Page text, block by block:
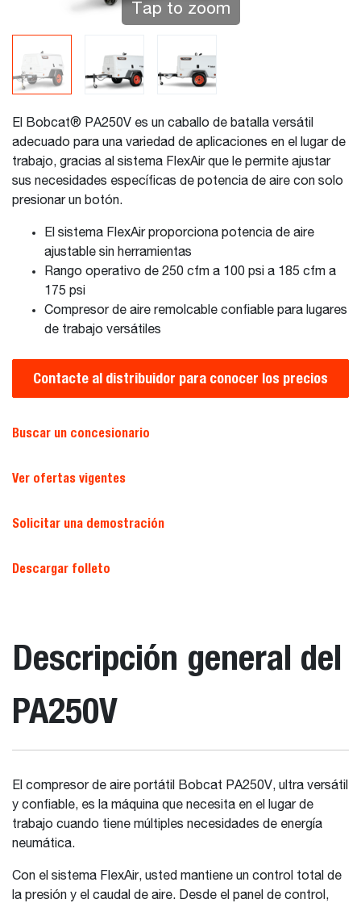
Tap to zoom
El Bobcat® PA250V es un caballo de batalla versátil
adecuado para una variedad de aplicaciones en el lugar de
trabajo, gracias al sistema FlexAir que le permite ajustar
sus necesidades específicas de potencia de aire con solo
presionar un botón.
El sistema FlexAir proporciona potencia de aire
ajustable sin herramientas
Rango operativo de 250 cfm a 100 psi a 185 cfm a
175 psi
Compresor de aire remolcable confiable para lugares
de trabajo versátiles
Contacte al distribuidor para conocer los precios
Buscar un concesionario
Ver ofertas vigentes
Solicitar una demostración
Descargar folleto
Descripción general del
PA250V
El compresor de aire portátil Bobcat PA250V, ultra versátil
y confiable, es la máquina que necesita en el lugar de
trabajo cuando tiene múltiples necesidades de energía
neumática.
Con el sistema FlexAir, usted mantiene un control total de
la presión y el caudal de aire. Desde el panel de control,